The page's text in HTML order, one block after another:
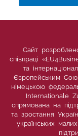
Сайт
співпраці
та
Європейським
німецькою
Internationale
спрямована на
та зростання
українських